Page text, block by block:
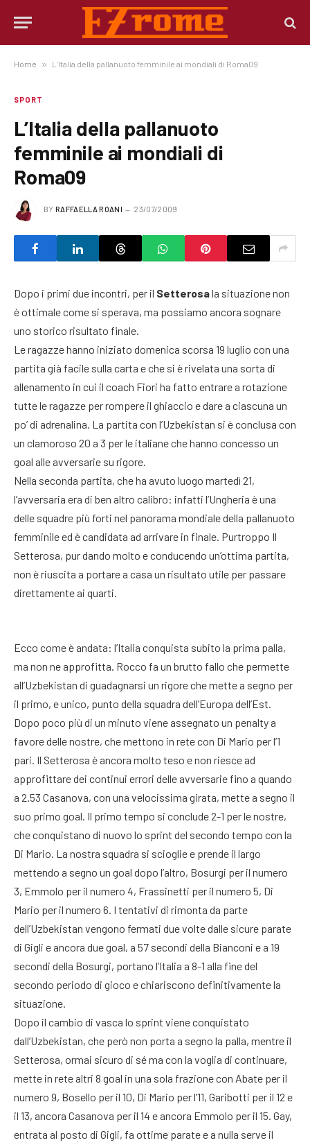
Home » L’Italia della pallanuoto femminile ai mondiali di Roma09
SPORT
L’Italia della pallanuoto
femminile ai mondiali di
Roma09
BY RAFFAELLA ROANI 23/07/2009
Dopo i primi due incontri, per il Setterosala situazione non
è ottimale come si sperava, ma possiamo ancora sognare
uno storico risultato finale.
Le ragazze hanno iniziato domenica scorsa 19 luglio con una
partita già facile sulla carta e che si è rivelata una sorta di
allenamento in cui il coach Fiori ha fatto entrare a rotazione
tutte le ragazze per rompere il ghiaccio e dare a ciascuna un
po’ di adrenalina. La partita con l’Uzbekistan si è conclusa con
un clamoroso 20 a 3 per le italiane che hanno concesso un
goal alle avversarie su rigore.
Nella seconda partita, che ha avuto luogo martedì 21,
l’avversaria era di ben altro calibro: infatti l’Ungheria è una
delle squadre più forti nel panorama mondiale della pallanuoto
femminile ed è candidata ad arrivare in finale. Purtroppo Il
Setterosa, pur dando molto e conducendo un’ottima partita,
non è riuscita a portare a casa un risultato utile per passare
direttamente ai quarti.
Ecco come è andata: l’Italia conquista subito la prima palla,
ma non ne approfitta. Rocco fa un brutto fallo che permette
all’Uzbekistan di guadagnarsi un rigore che mette a segno per
il primo, e unico, punto della squadra dell’Europa dell’Est.
Dopo poco più di un minuto viene assegnato un penalty a
favore delle nostre, che mettono in rete con Di Mario per l’1
pari. Il Setterosa è ancora molto teso e non riesce ad
approfittare dei continui errori delle avversarie fino a quando
a 2.53 Casanova, con una velocissima girata, mette a segno il
suo primo goal. Il primo tempo si conclude 2-1 per le nostre,
che conquistano di nuovo lo sprint del secondo tempo con la
Di Mario. La nostra squadra si scioglie e prende il largo
mettendo a segno un goal dopo l’altro, Bosurgi per il numero
3, Emmolo per il numero 4, Frassinetti per il numero 5, Di
Mario per il numero 6. I tentativi di rimonta da parte
dell’Uzbekistan vengono fermati due volte dalle sicure parate
di Gigli e ancora due goal, a 57 secondi della Bianconi e a 19
secondi della Bosurgi, portano l’Italia a 8-1 alla fine del
secondo periodo di gioco e chiariscono definitivamente la
situazione.
Dopo il cambio di vasca lo sprint viene conquistato
dall’Uzbekistan, che però non porta a segno la palla, mentre il
Setterosa, ormai sicuro di sé ma con la voglia di continuare,
mette in rete altri 8 goal in una sola frazione con Abate per il
numero 9, Bosello per il 10, Di Mario per l’11, Garibotti per il 12 e
il 13, ancora Casanova per il 14 e ancora Emmolo per il 15. Gay,
entrata al posto di Gigli, fa ottime parate e a nulla serve il